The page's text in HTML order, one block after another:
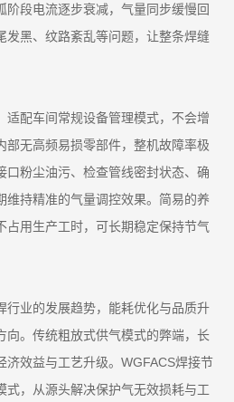
阶段电流逐步衰减，气量同步缓慢回
发黑、纹路紊乱等问题，让整条焊缝
适配车间常规设备管理模式，不会增
部无高频易损零部件，整机故障率极
口粉尘油污、检查管线密封状态、确
维持精准的气量调控效果。简易的养
占用生产工时，可长期稳定保持节气
行业的发展趋势，能耗优化与品质升
向。传统粗放式供气模式的弊端，长
济效益与工艺升级。WGFACS焊接节
式，从源头解决保护气无效损耗与工